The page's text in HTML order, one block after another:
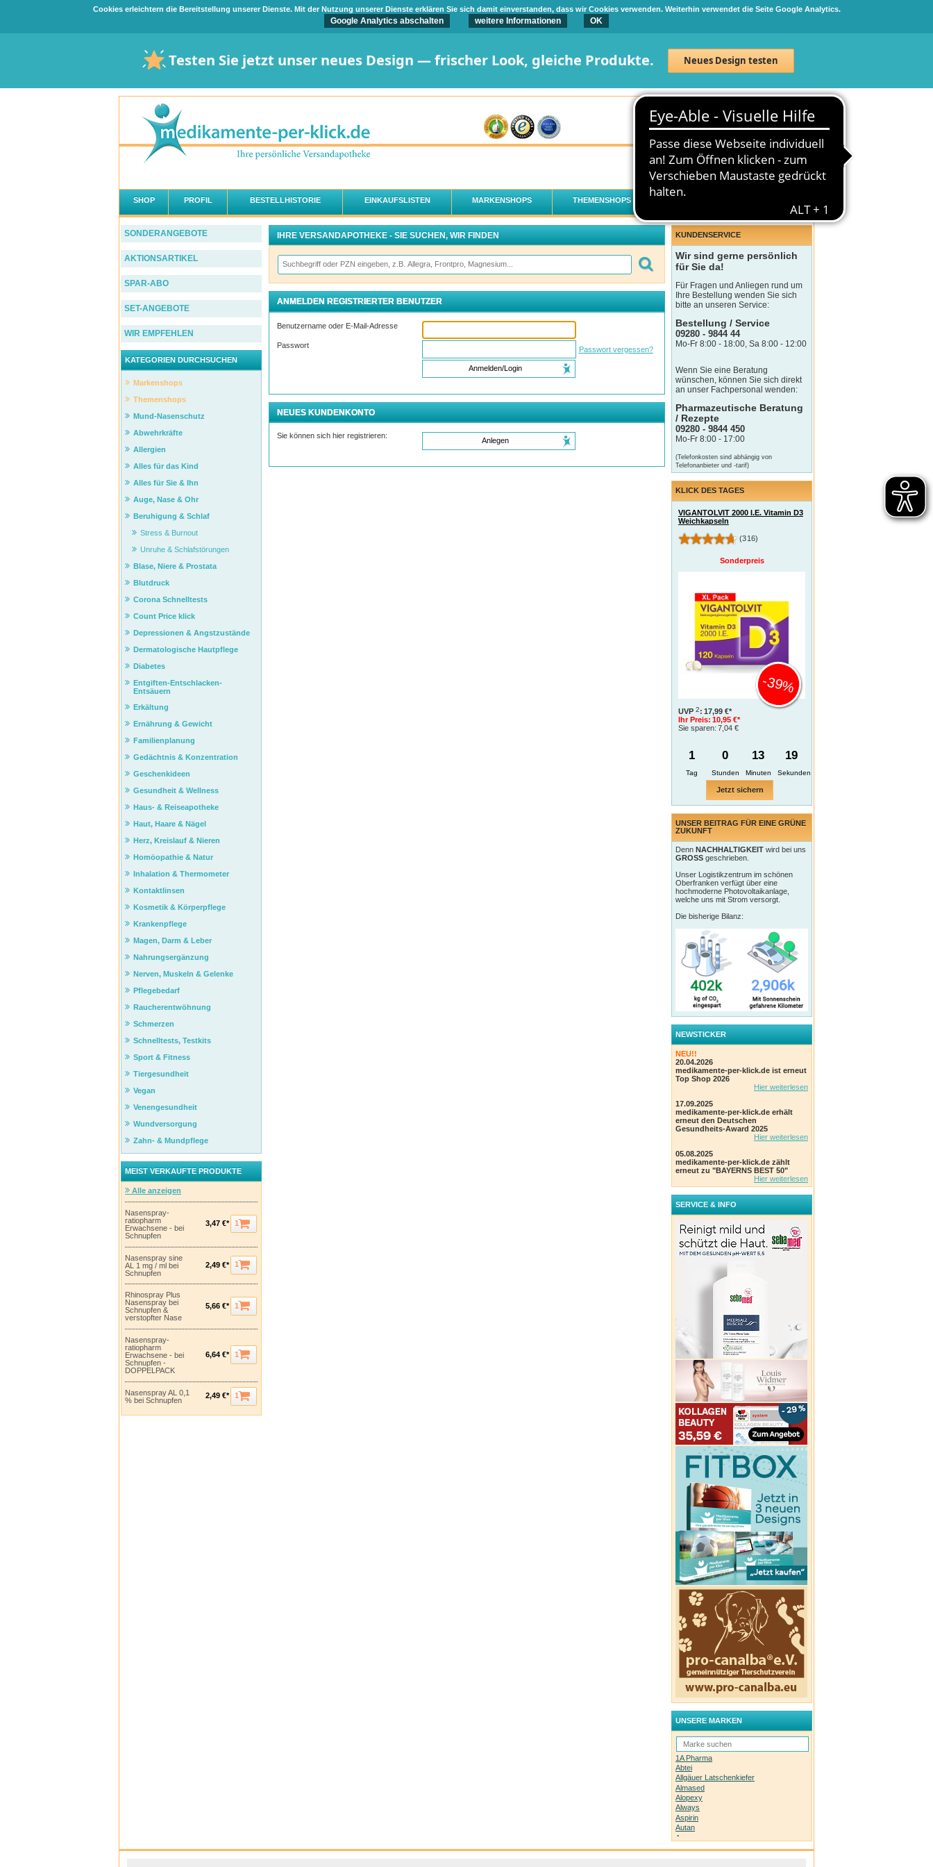
Cookies erleichtern die Bereitstellung unserer Dienste. Mit der Nutzung unserer Dienste erklären Sie sich damit einverstanden, dass wir Cookies verwenden. Weiterhin verwendet die Seite Google Analytics.
Google Analytics abschalten weitere Informationen OK
Testen Sie jetzt unser neues Design — frischer Look, gleiche Produkte. Neues Design testen
Neuanmeldung Anmelden
0 Artikel 0,00 €
SHOP PROFIL BESTELLHISTORIE EINKAUFSLISTEN MARKENSHOPS THEMENSHOPS
IHRE VERSANDAPOTHEKE - SIE SUCHEN, WIR FINDEN
ANMELDEN REGISTRIERTER BENUTZER
Benutzername oder E-Mail-Adresse
Passwort Passwort vergessen?
Anmelden/Login
NEUES KUNDENKONTO
Sie können sich hier registrieren:
Anlegen
SONDERANGEBOTE
AKTIONSARTIKEL
SPAR-ABO
SET-ANGEBOTE
WIR EMPFEHLEN
KATEGORIEN DURCHSUCHEN
Markenshops
Themenshops
Mund-Nasenschutz
Abwehrkräfte
Allergien
Alles für das Kind
Alles für Sie & Ihn
Auge, Nase & Ohr
Beruhigung & Schlaf
Stress & Burnout
Unruhe & Schlafstörungen
Blase, Niere & Prostata
Blutdruck
Corona Schnelltests
Count Price klick
Depressionen & Angstzustände
Dermatologische Hautpflege
Diabetes
Entgiften-Entschlacken-
Entsäuern
Erkältung
Ernährung & Gewicht
Familienplanung
Gedächtnis & Konzentration
Geschenkideen
Gesundheit & Wellness
Haus- & Reiseapotheke
Haut, Haare & Nägel
Herz, Kreislauf & Nieren
Homöopathie & Natur
Inhalation & Thermometer
Kontaktlinsen
Kosmetik & Körperpflege
Krankenpflege
Magen, Darm & Leber
Nahrungsergänzung
Nerven, Muskeln & Gelenke
Pflegebedarf
Raucherentwöhnung
Schmerzen
Schnelltests, Testkits
Sport & Fitness
Tiergesundheit
Vegan
Venengesundheit
Wundversorgung
Zahn- & Mundpflege
MEIST VERKAUFTE PRODUKTE
Alle anzeigen
Nasenspray-
ratiopharm
Erwachsene - bei
Schnupfen
3,47 €* 1
Nasenspray sine
AL 1 mg / ml bei
Schnupfen
2,49 €* 1
Rhinospray Plus
Nasenspray bei
Schnupfen &
verstopfter Nase
5,66 €* 1
Nasenspray-
ratiopharm
Erwachsene - bei
Schnupfen -
DOPPELPACK
6,64 €* 1
Nasenspray AL 0,1
% bei Schnupfen
2,49 €* 1
KUNDENSERVICE
Wir sind gerne persönlich
für Sie da!
Für Fragen und Anliegen rund um
Ihre Bestellung wenden Sie sich
bitte an unseren Service:
Bestellung / Service
09280 - 9844 44
Mo-Fr 8:00 - 18:00, Sa 8:00 - 12:00
Wenn Sie eine Beratung
wünschen, können Sie sich direkt
an unser Fachpersonal wenden:
Pharmazeutische Beratung
/ Rezepte
09280 - 9844 450
Mo-Fr 8:00 - 17:00
(Telefonkosten sind abhängig von
Telefonanbieter und -tarif)
KLICK DES TAGES
VIGANTOLVIT 2000 I.E. Vitamin D3
Weichkapseln
(316)
Sonderpreis
UVP 2: 17,99 €*
Ihr Preis: 10,95 €*
Sie sparen: 7,04 €
-39%
1
Tag
0 13 18
Jetzt sichern
UNSER BEITRAG FÜR EINE GRÜNE
ZUKUNFT
Denn NACHHALTIGKEIT wird bei uns
GROSS geschrieben.
Unser Logistikzentrum im schönen
Oberfranken verfügt über eine
hochmoderne Photovoltaikanlage,
welche uns mit Strom versorgt.
Die bisherige Bilanz:
NEWSTICKER
NEU!!
20.04.2026
medikamente-per-klick.de ist erneut
Top Shop 2026
Hier weiterlesen
17.09.2025
medikamente-per-klick.de erhält
erneut den Deutschen
Gesundheits-Award 2025
Hier weiterlesen
05.08.2025
medikamente-per-klick.de zählt
erneut zu "BAYERNS BEST 50"
Hier weiterlesen
SERVICE & INFO
UNSERE MARKEN
1A Pharma
Abtei
Allgäuer Latschenkiefer
Almased
Alopexy
Always
Aspirin
Autan
Avene
Bachblüten-Orginal